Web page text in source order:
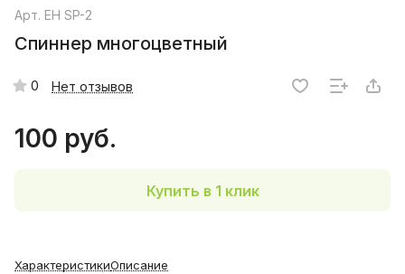
Арт. EH SP-2
Спиннер многоцветный
0 Нет отзывов
100 руб.
Купить в 1 клик
ХарактеристикиОписание